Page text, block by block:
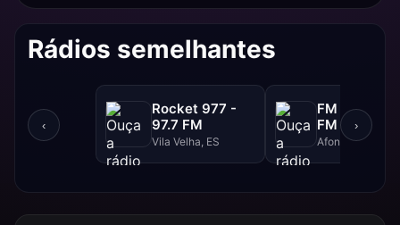
Rádios semelhantes
‹
Rocket 977 -
97.7 FM
Vila Velha, ES
FM Super -
FM
Afonso Claudio,
›